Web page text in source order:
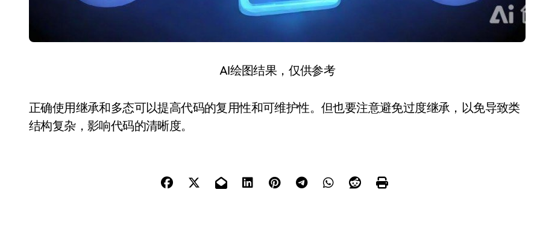
AI绘图结果，仅供参考
正确使用继承和多态可以提高代码的复用性和可维护性。但也要注意避免过度继承，以免导致类
结构复杂，影响代码的清晰度。